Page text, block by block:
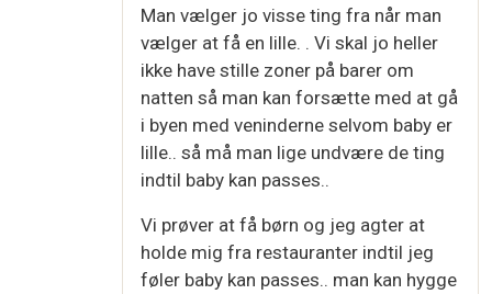
Man vælger jo visse ting fra når man
vælger at få en lille. . Vi skal jo heller
ikke have stille zoner på barer om
natten så man kan forsætte med at gå
i byen med veninderne selvom baby er
lille.. så må man lige undvære de ting
indtil baby kan passes..
Vi prøver at få børn og jeg agter at
holde mig fra restauranter indtil jeg
føler baby kan passes.. man kan hygge